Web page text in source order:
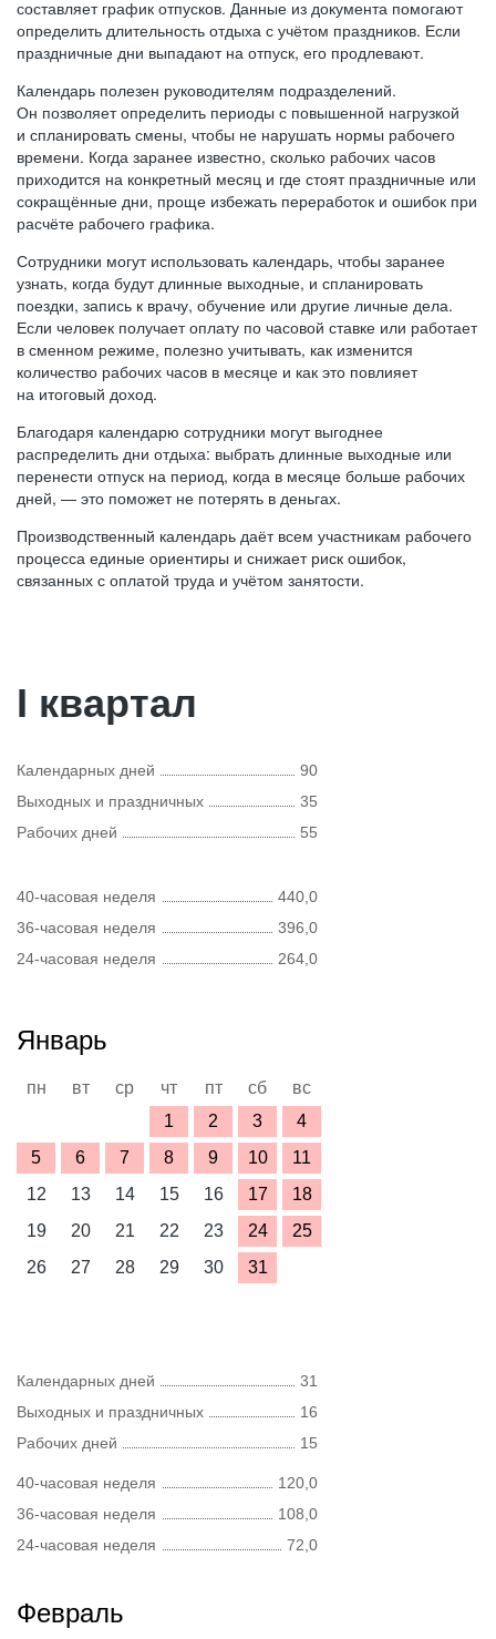
составляет график отпусков. Данные из документа помогают
определить длительность отдыха с учётом праздников. Если
праздничные дни выпадают на отпуск, его продлевают.
Календарь полезен руководителям подразделений.
Он позволяет определить периоды с повышенной нагрузкой
и спланировать смены, чтобы не нарушать нормы рабочего
времени. Когда заранее известно, сколько рабочих часов
приходится на конкретный месяц и где стоят праздничные или
сокращённые дни, проще избежать переработок и ошибок при
расчёте рабочего графика.
Сотрудники могут использовать календарь, чтобы заранее
узнать, когда будут длинные выходные, и спланировать
поездки, запись к врачу, обучение или другие личные дела.
Если человек получает оплату по часовой ставке или работает
в сменном режиме, полезно учитывать, как изменится
количество рабочих часов в месяце и как это повлияет
на итоговый доход.
Благодаря календарю сотрудники могут выгоднее
распределить дни отдыха: выбрать длинные выходные или
перенести отпуск на период, когда в месяце больше рабочих
дней, — это поможет не потерять в деньгах.
Производственный календарь даёт всем участникам рабочего
процесса единые ориентиры и снижает риск ошибок,
связанных с оплатой труда и учётом занятости.
I квартал
Календарных дней
90
Выходных и праздничных
35
Рабочих дней
55
40-часовая неделя
440,0
36-часовая неделя
396,0
24-часовая неделя
264,0
Январь
пн вт ср чт пт сб
вс
1
2 3
4
5
6 7 8 9 10
11
12
13 14 15 16 17
18
19
20 21 22 23 24
25
26
27 28 29 30 31
Календарных дней
31
Выходных и праздничных
16
Рабочих дней
15
40-часовая неделя
120,0
36-часовая неделя
108,0
24-часовая неделя
72,0
Февраль